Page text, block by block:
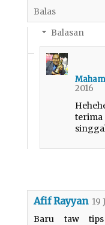
Balas
Balasan
2016
Afif Rayyan 19
Baru taw